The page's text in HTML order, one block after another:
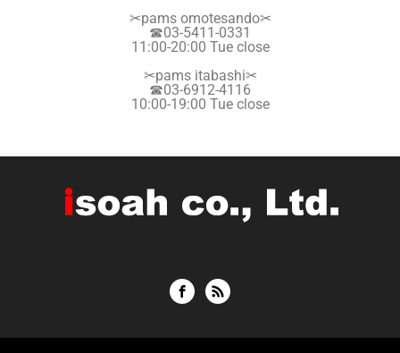
✂︎pams omotesando✂︎
☎︎03-5411-0331
11:00-20:00 Tue close
✂︎pams itabashi✂︎
☎︎03-6912-4116
10:00-19:00 Tue close